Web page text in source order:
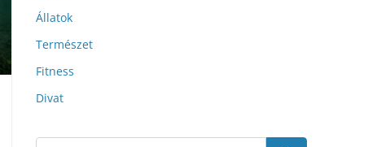
Állatok
Természet
Fitness
Divat